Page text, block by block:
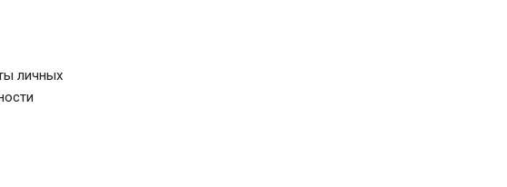
личных